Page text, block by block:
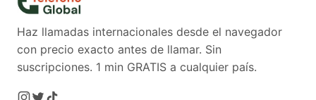
Haz llamadas internacionales desde el navegador
con precio exacto antes de llamar. Sin
suscripciones. 1 min GRATIS a cualquier país.